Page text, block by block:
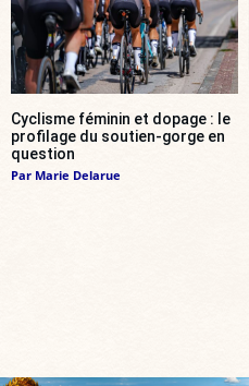
Cyclisme féminin et dopage : le
profilage du soutien-gorge en
question
Par Marie Delarue